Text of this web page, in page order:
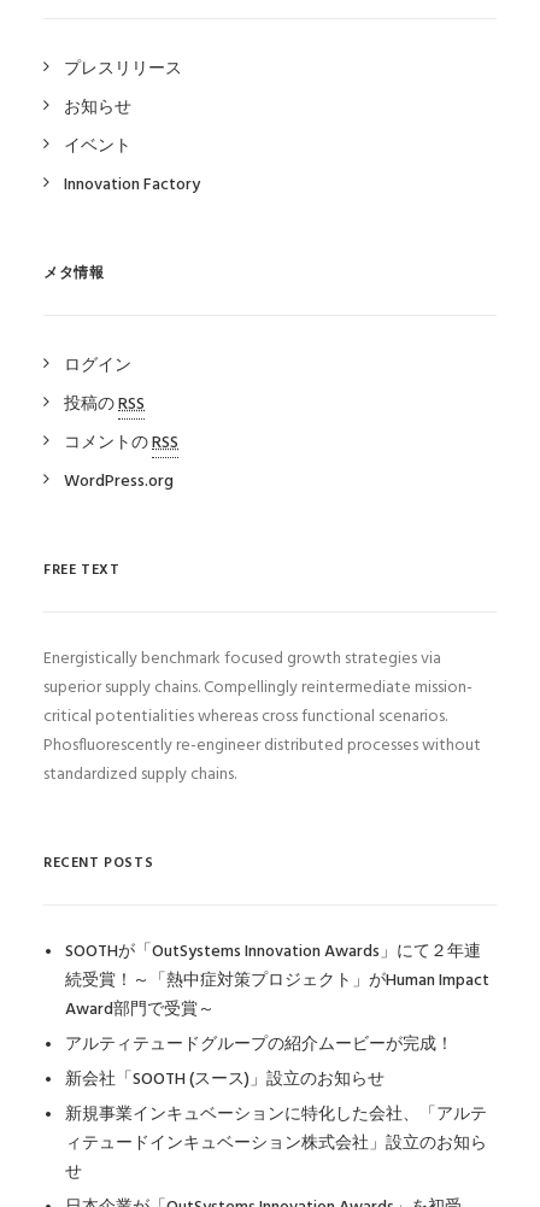
プレスリリース
お知らせ
イベント
Innovation Factory
メタ情報
ログイン
投稿のRSS
コメントのRSS
WordPress.org
FREE TEXT
Energistically benchmark focused growth strategies via
superior supply chains. Compellingly reintermediate mission-
critical potentialities whereas cross functional scenarios.
Phosfluorescently re-engineer distributed processes without
standardized supply chains.
RECENT POSTS
SOOTHが「OutSystems Innovation Awards」にて２年連
続受賞！～「熱中症対策プロジェクト」がHuman Impact
Award部門で受賞～
アルティテュードグループの紹介ムービーが完成！
新会社「SOOTH (スース)」設立のお知らせ
新規事業インキュベーションに特化した会社、「アルテ
ィテュードインキュベーション株式会社」設立のお知ら
せ